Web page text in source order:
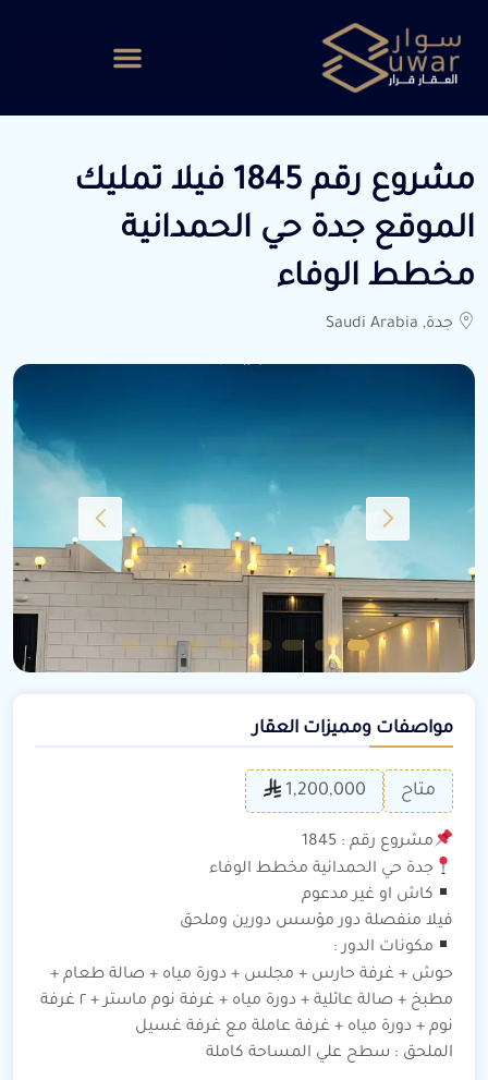
مشروع رقم 1845 فيلا تمليك
الموقع جدة حي الحمدانية
مخطط الوفاء
جدة, Saudi Arabia
مواصفات ومميزات العقار
متاح 1,200,000
مشروع رقم : 1845
جدة حي الحمدانية مخطط الوفاء
كاش او غير مدعوم
فيلا منفصلة دور مؤسس دورين وملحق
مكونات الدور :
حوش + غرفة حارس + مجلس + دورة مياه + صالة طعام +
مطبخ + صالة عائلية + دورة مياه + غرفة نوم ماستر + ٢ غرفة
نوم + دورة مياه + غرفة عاملة مع غرفة غسيل
الملحق : سطح علي المساحة كاملة